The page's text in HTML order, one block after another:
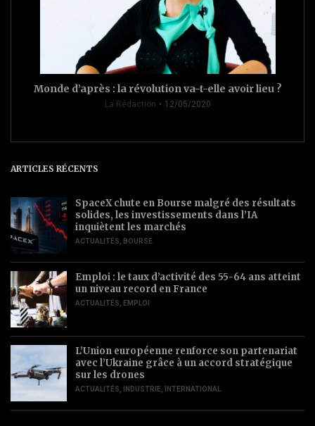
Monde d’après : la révolution va-t-elle avoir lieu ?
La Rédaction 12/05/2020
ARTICLES RÉCENTS
SpaceX chute en Bourse malgré des résultats
solides, les investissements dans l’IA
inquiètent les marchés
ACTUALITÉS BOURSE
Emploi : le taux d’activité des 55-64 ans atteint
un niveau record en France
ACTUALITÉS EMPLOI
L’Union européenne renforce son partenariat
avec l’Ukraine grâce à un accord stratégique
sur les drones
ACTUALITÉS INDUSTRIE INTERNATIONAL